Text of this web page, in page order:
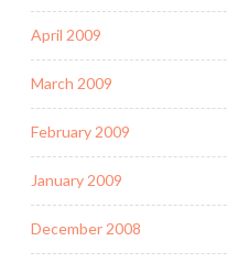
April 2009
March 2009
February 2009
January 2009
December 2008